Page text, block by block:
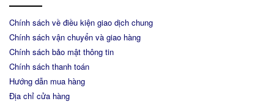
Chính sách về điều kiện giao dịch chung
Chính sách vận chuyển và giao hàng
Chính sách bảo mật thông tin
Chính sách thanh toán
Hướng dẫn mua hàng
Địa chỉ cửa hàng